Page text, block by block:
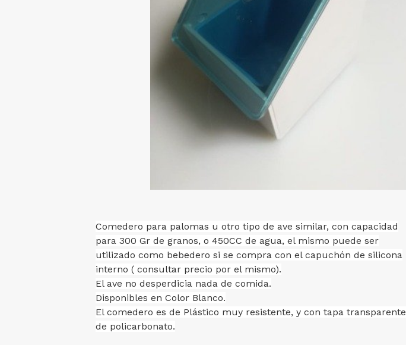
Comedero para palomas u otro tipo de ave similar, con capacidad
para 300 Gr de granos, o 450CC de agua, el mismo puede ser
utilizado como bebedero si se compra con el capuchón de silicona
interno ( consultar precio por el mismo).
El ave no desperdicia nada de comida.
Disponibles en Color Blanco.
El comedero es de Plástico muy resistente, y con tapa transparente
de policarbonato.